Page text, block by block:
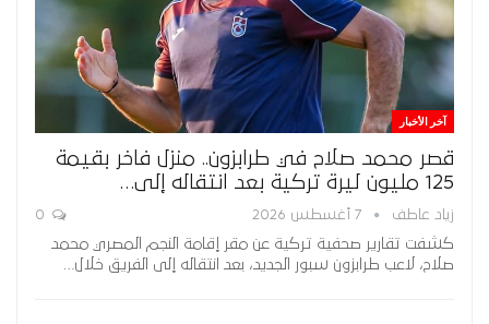
آخر الأخبار
قصر محمد صلاح في طرابزون.. منزل فاخر بقيمة
125 مليون ليرة تركية بعد انتقاله إلى…
زياد عاطف 7 أغسطس 2026
كشفت تقارير صحفية تركية عن مقر إقامة النجم المصري محمد
صلاح، لاعب طرابزون سبور الجديد، بعد انتقاله إلى الفريق خلال…